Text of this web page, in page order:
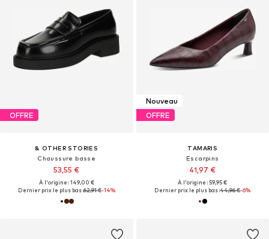
OFFRE
& OTHER STORIES
Chaussure basse
53,55 €
À l'origine : 149,00 €
Dernier prix le plus bas :62,91 €-14%
Nouveau
OFFRE
TAMARIS
Escarpins
41,97 €
À l'origine : 59,95 €
Dernier prix le plus bas :44,96 €-6%